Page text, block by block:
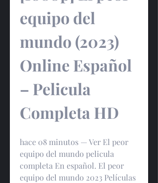
equipo del
mundo (2023)
Online Español
– Pelicula
Completa HD
hace 08 minutos — Ver El peor
equipo del mundo pelicula
completa En español. El peor
equipo del mundo 2023 Películas